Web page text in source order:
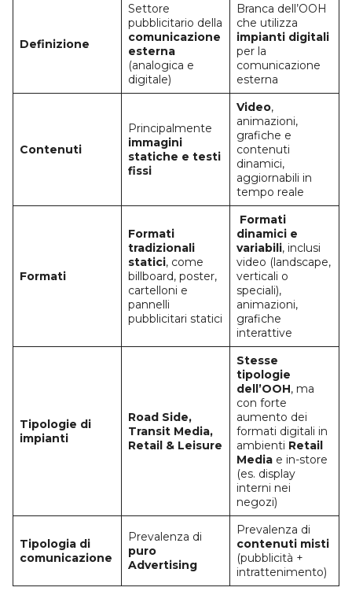
Definizione
Settore
pubblicitario della
comunicazione
esterna
(analogica e
digitale)
Branca dell’OOH
che utilizza
impianti digitali
per la
comunicazione
esterna
Contenuti
Principalmente
immagini
statiche e testi
fissi
Video,
animazioni,
grafiche e
contenuti
dinamici,
aggiornabili in
tempo reale
Formati
Formati
tradizionali
statici, come
billboard, poster,
cartelloni e
pannelli
pubblicitari statici
Formati
dinamici e
variabili, inclusi
video (landscape,
verticali o
speciali),
animazioni,
grafiche
interattive
Tipologie di
impianti
Road Side,
Transit Media,
Retail & Leisure
Stesse
tipologie
dell’OOH, ma
con forte
aumento dei
formati digitali in
ambienti Retail
Media e in-store
(es. display
interni nei
negozi)
Tipologia di
comunicazione
Prevalenza di
puro
Advertising
Prevalenza di
contenuti misti
(pubblicità +
intrattenimento)